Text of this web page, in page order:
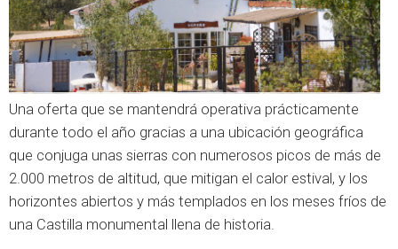
Una oferta que se mantendrá operativa prácticamente
durante todo el año gracias a una ubicación geográfica
que conjuga unas sierras con numerosos picos de más de
2.000 metros de altitud, que mitigan el calor estival, y los
horizontes abiertos y más templados en los meses fríos de
una Castilla monumental llena de historia.